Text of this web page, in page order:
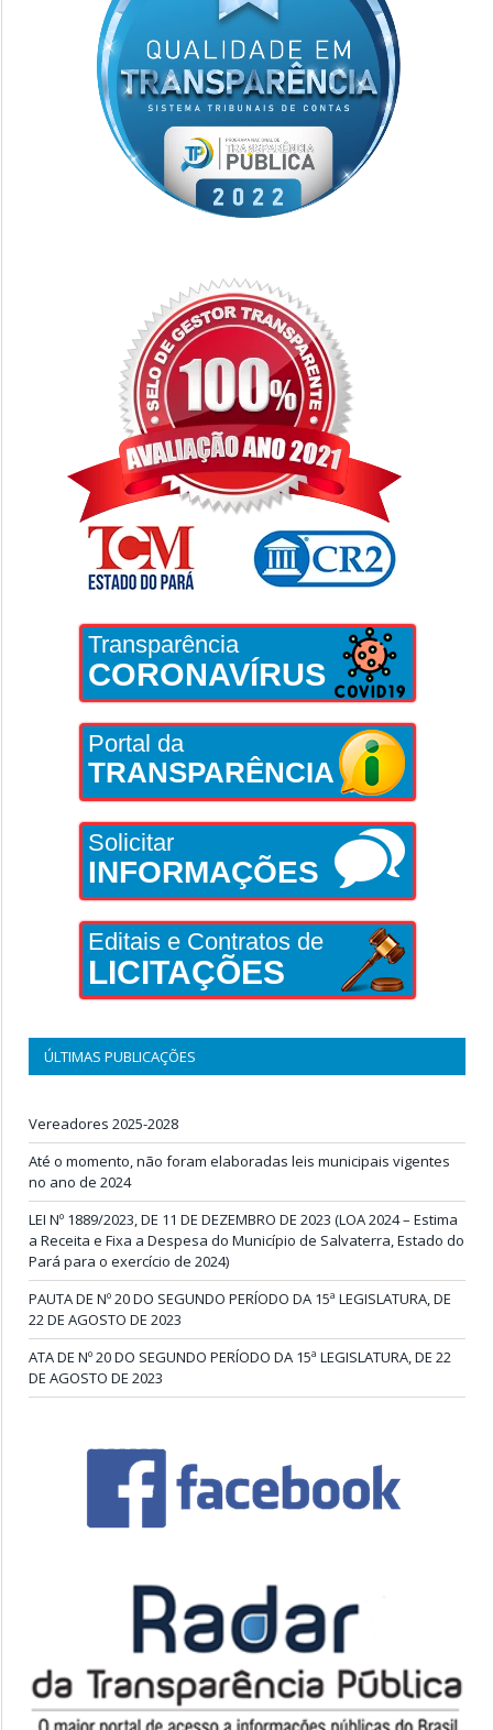
Transparência
CORONAVÍRUS
Portal da
TRANSPARÊNCIA
Solicitar
INFORMAÇÕES
Editais e Contratos de
LICITAÇÕES
ÚLTIMAS PUBLICAÇÕES
Vereadores 2025-2028
Até o momento, não foram elaboradas leis municipais vigentes
no ano de 2024
LEI Nº 1889/2023, DE 11 DE DEZEMBRO DE 2023 (LOA 2024 – Estima
a Receita e Fixa a Despesa do Município de Salvaterra, Estado do
Pará para o exercício de 2024)
PAUTA DE Nº 20 DO SEGUNDO PERÍODO DA 15ª LEGISLATURA, DE
22 DE AGOSTO DE 2023
ATA DE Nº 20 DO SEGUNDO PERÍODO DA 15ª LEGISLATURA, DE 22
DE AGOSTO DE 2023